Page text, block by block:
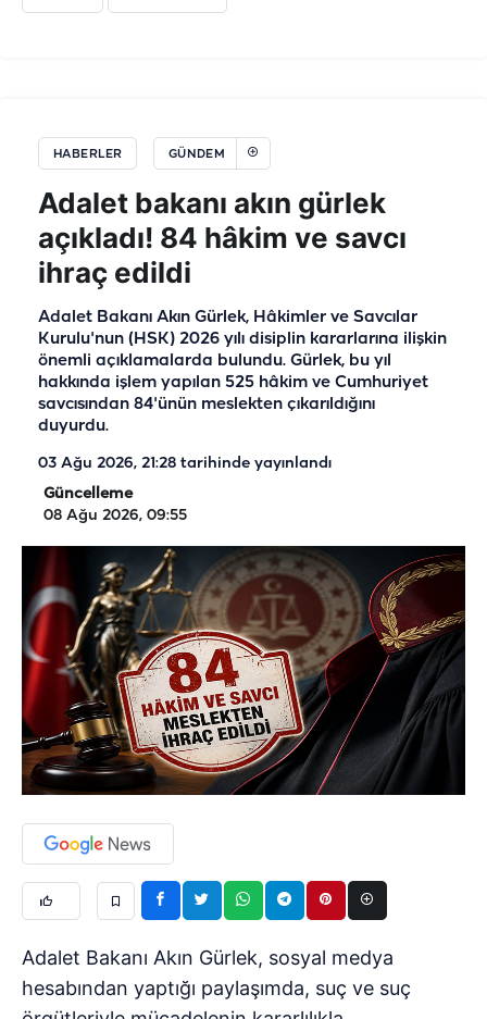
HABERLER GÜNDEM
Adalet bakanı akın gürlek
açıkladı! 84 hâkim ve savcı
ihraç edildi
Adalet Bakanı Akın Gürlek, Hâkimler ve Savcılar
Kurulu'nun (HSK) 2026 yılı disiplin kararlarına ilişkin
önemli açıklamalarda bulundu. Gürlek, bu yıl
hakkında işlem yapılan 525 hâkim ve Cumhuriyet
savcısından 84'ünün meslekten çıkarıldığını
duyurdu.
03 Ağu 2026, 21:28 tarihinde yayınlandı
Güncelleme
08 Ağu 2026, 09:55
Adalet Bakanı Akın Gürlek, sosyal medya
hesabından yaptığı paylaşımda, suç ve suç